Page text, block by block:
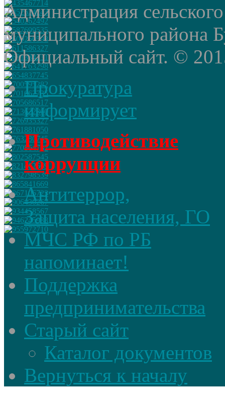
Администрация
муниципального района
Официальный сайт. ©
Прокуратура
информирует
Противодействие
коррупции
Антитеррор,
Защита населения, ГО
МЧС РФ по РБ
напоминает!
Поддержка
предпринимательства
Старый сайт
Каталог документов
Вернуться к началу